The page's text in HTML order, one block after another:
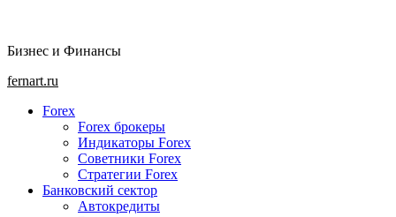
Бизнес и Финансы
Основное
fernart.ru
Forex
Forex брокеры
Индикаторы Forex
Советники Forex
Стратегии Forex
Банковский сектор
Автокредиты